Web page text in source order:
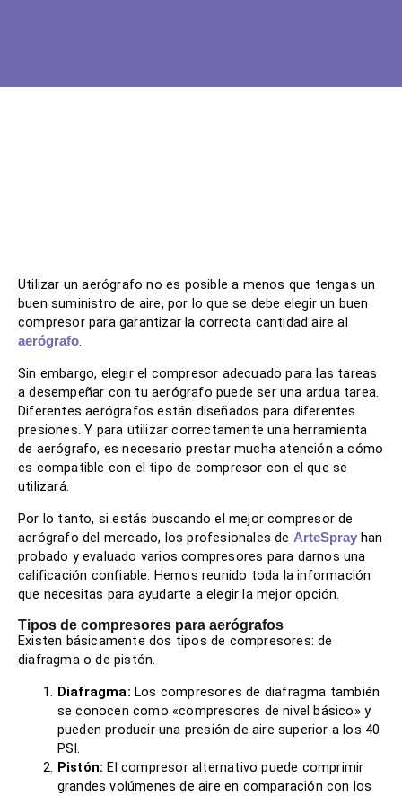
Utilizar un aerógrafo no es posible a menos que tengas un
buen suministro de aire, por lo que se debe elegir un buen
compresor para garantizar la correcta cantidad aire al
aerógrafo.
Sin embargo, elegir el compresor adecuado para las tareas
a desempeñar con tu aerógrafo puede ser una ardua tarea.
Diferentes aerógrafos están diseñados para diferentes
presiones. Y para utilizar correctamente una herramienta
de aerógrafo, es necesario prestar mucha atención a cómo
es compatible con el tipo de compresor con el que se
utilizará.
Por lo tanto, si estás buscando el mejor compresor de
aerógrafo del mercado, los profesionales de ArteSprayhan
probado y evaluado varios compresores para darnos una
calificación confiable. Hemos reunido toda la información
que necesitas para ayudarte a elegir la mejor opción.
Tipos de compresores para aerógrafos
Existen básicamente dos tipos de compresores: de
diafragma o de pistón.
Diafragma: Los compresores de diafragma también
se conocen como «compresores de nivel básico» y
pueden producir una presión de aire superior a los 40
PSI.
Pistón: El compresor alternativo puede comprimir
grandes volúmenes de aire en comparación con los